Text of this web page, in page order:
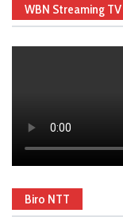
WBN Streaming TV
Biro NTT